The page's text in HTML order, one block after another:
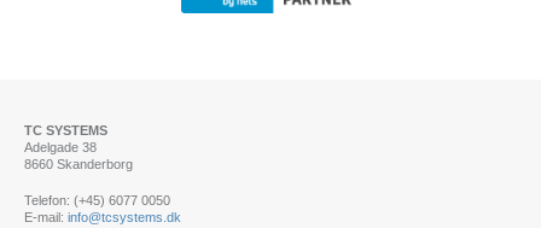
TC SYSTEMS
Adelgade 38
8660 Skanderborg
Telefon: (+45) 6077 0050
E-mail: info@tcsystems.dk